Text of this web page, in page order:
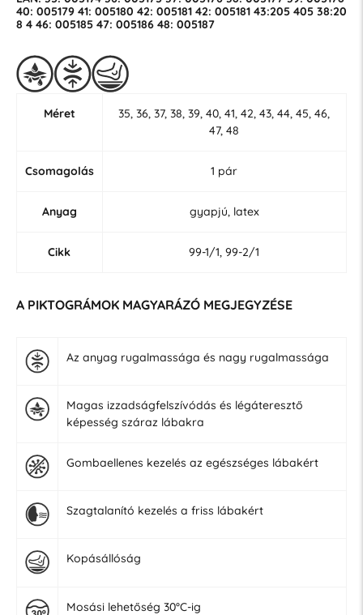
40: 005179 41: 005180 42: 005181 42: 005181 43:205 405 38:20
8 4 46: 005185 47: 005186 48: 005187
Méret
35, 36, 37, 38, 39, 40, 41, 42, 43, 44, 45, 46,
47, 48
Csomagolás 1 pár
Anyag gyapjú, latex
Cikk 99-1/1, 99-2/1
A PIKTOGRÁMOK MAGYARÁZÓ MEGJEGYZÉSE
Az anyag rugalmassága és nagy rugalmassága
Magas izzadságfelszívódás és légáteresztő
képesség száraz lábakra
Gombaellenes kezelés az egészséges lábakért
Szagtalanító kezelés a friss lábakért
Kopásállóság
Mosási lehetőség 30°C-ig